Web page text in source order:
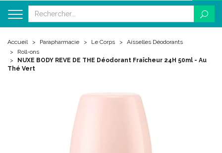
Accueil Parapharmacie Le Corps
Aisselles Déodorants
Roll-ons
NUXE BODY REVE DE THE Déodorant Fraîcheur 24H 50ml - Au
Thé Vert